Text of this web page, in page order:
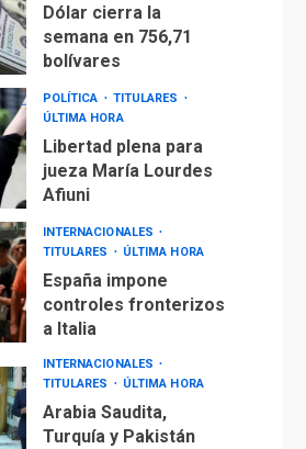
Dólar cierra la
semana en 756,71
bolívares
POLÍTICA
TITULARES
ÚLTIMA HORA
Libertad plena para
jueza María Lourdes
Afiuni
INTERNACIONALES
TITULARES
ÚLTIMA HORA
España impone
controles fronterizos
a Italia
INTERNACIONALES
TITULARES
ÚLTIMA HORA
Arabia Saudita,
Turquía y Pakistán